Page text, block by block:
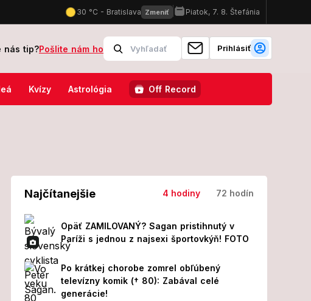
80 miliónov! Polícia obvinila päť ľudí Navonok zdravý športovec (†
nás tip?Pošlite nám ho Prihlásiť
Kvízy Astrológia Off Record
Najčítanejšie 4 hodiny 72 hodín
Opäť ZAMILOVANÝ? Sagan pristihnutý v
Paríži s jednou z najsexi športovkýň! FOTO
Po krátkej chorobe zomrel obľúbený
televízny komik († 80): Zabával celé
generácie!